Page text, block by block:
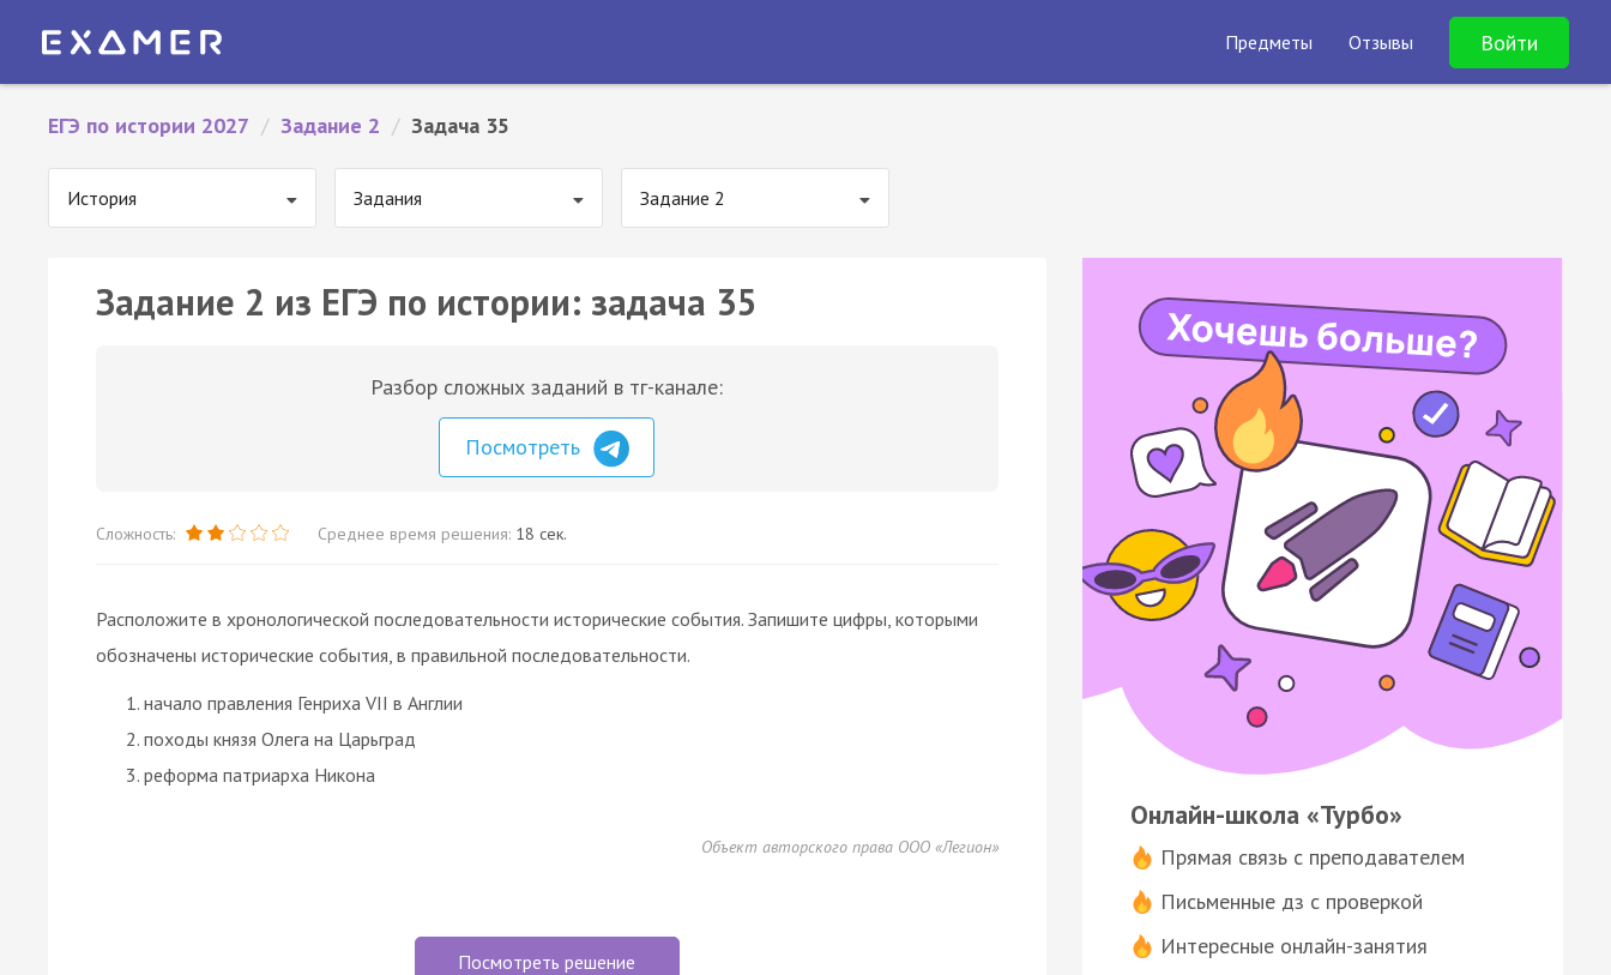
Предметы Отзывы Войти
ЕГЭ по истории 2027 / Задание 2 / Задача 35
История Задания Задание 2
Задание 2 из ЕГЭ по истории: задача 35
Разбор сложных заданий в тг-канале:
Посмотреть
Сложность: Среднее время решения: 18 сек.
Расположите в хронологической последовательности исторические события. Запишите цифры, которыми
обозначены исторические события, в правильной последовательности.
начало правления Генриха VII в Англии
походы князя Олега на Царьград
реформа патриарха Никона
Объект авторского права ООО «Легион»
Посмотреть решение
Онлайн-школа «Турбо»
Прямая связь с преподавателем
Письменные дз с проверкой
Интересные онлайн-занятия